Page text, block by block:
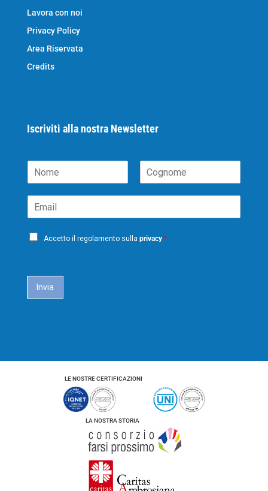
Lavora con noi
Privacy Policy
Area Riservata
Credits
Iscriviti alla nostra Newsletter
o
e
o
n
m
e
m
P
c
Accetto il regolamento sulla privacy *
Invia
LE NOSTRE CERTIFICAZIONI
LA NOSTRA STORIA